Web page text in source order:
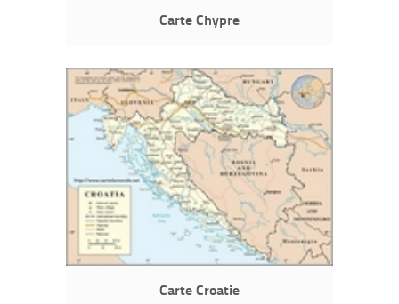
Carte Chypre
Carte Croatie